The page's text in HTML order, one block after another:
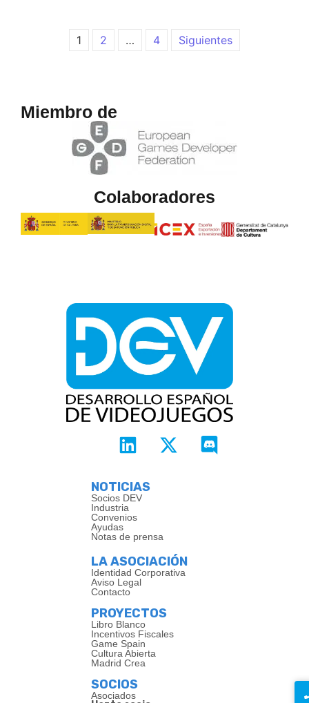
1 2 … 4 Siguientes
Miembro de
Colaboradores
NOTICIAS
Socios DEV
Industria
Convenios
Ayudas
Notas de prensa
LA ASOCIACIÓN
Identidad Corporativa
Aviso Legal
Contacto
PROYECTOS
Libro Blanco
Incentivos Fiscales
Game Spain
Cultura Abierta
Madrid Crea
SOCIOS
Asociados